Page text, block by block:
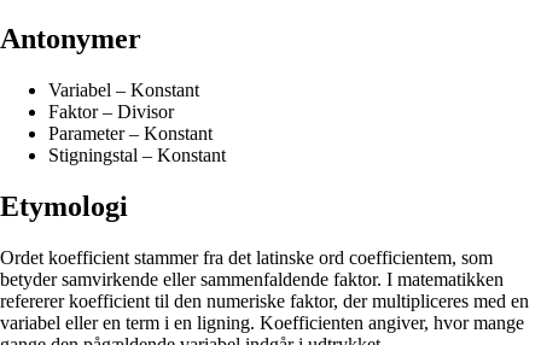
Antonymer
Variabel – Konstant
Faktor – Divisor
Parameter – Konstant
Stigningstal – Konstant
Etymologi
Ordet koefficient stammer fra det latinske ord coefficientem, som
betyder samvirkende eller sammenfaldende faktor. I matematikken
refererer koefficient til den numeriske faktor, der multipliceres med en
variabel eller en term i en ligning. Koefficienten angiver, hvor mange